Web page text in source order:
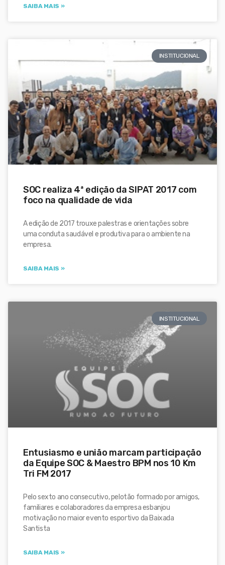
SAIBA MAIS »
INSTITUCIONAL
SOC realiza 4ª edição da SIPAT 2017 com
foco na qualidade de vida
A edição de 2017 trouxe palestras e orientações sobre
uma conduta saudável e produtiva para o ambiente na
empresa.
SAIBA MAIS »
INSTITUCIONAL
Entusiasmo e união marcam participação
da Equipe SOC & Maestro BPM nos 10 Km
Tri FM 2017
Pelo sexto ano consecutivo, pelotão formado por amigos,
familiares e colaboradores da empresa esbanjou
motivação no maior evento esportivo da Baixada
Santista
SAIBA MAIS »